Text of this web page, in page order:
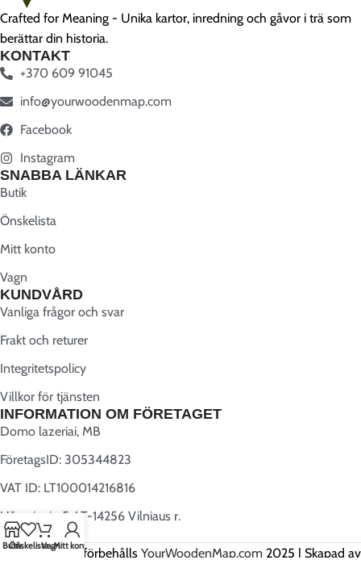
Crafted for Meaning - Unika kartor, inredning och gåvor i trä som
berättar din historia.
KONTAKT
+370 609 91045
info@yourwoodenmap.com
Facebook
Instagram
SNABBA LÄNKAR
Butik
Önskelista
Mitt konto
Vagn
KUNDVÅRD
Vanliga frågor och svar
Frakt och returer
Integritetspolicy
Villkor för tjänsten
INFORMATION OM FÖRETAGET
Domo lazeriai, MB
FöretagsID: 305344823
VAT ID: LT100014216816
Užugriovio 5, LT-14256 Vilniaus r.
Alla rättigheter förbehålls YourWoodenMap.com 2025 | Skapad av
Butik
ÖnskelistaVagnMitt konto